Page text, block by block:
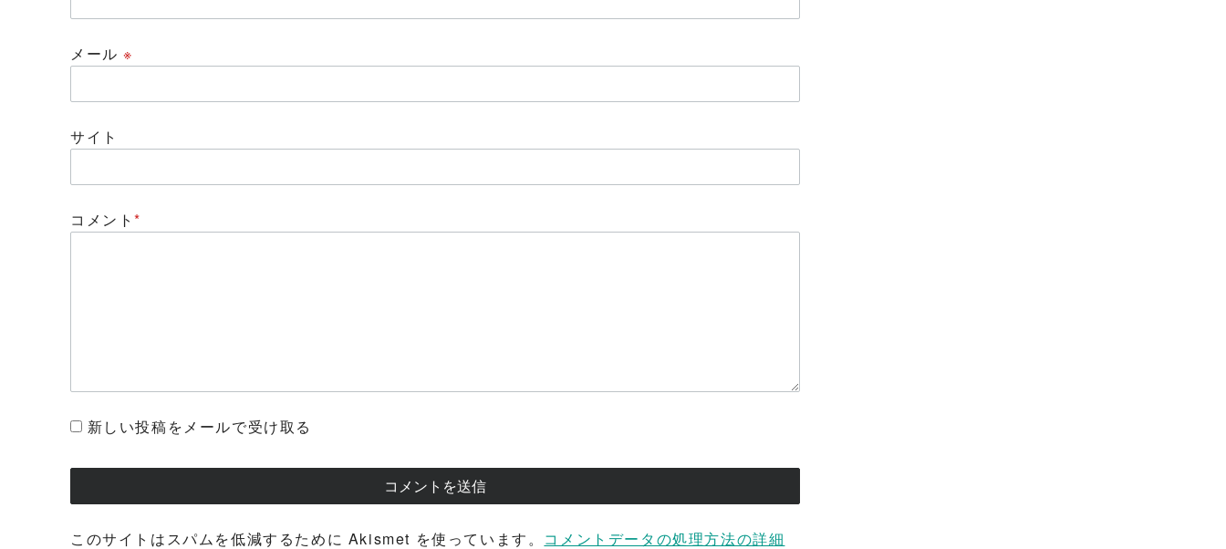
メール※
サイト
コメント*
新しい投稿をメールで受け取る
このサイトはスパムを低減するために Akismet を使っています。 コメントデータの処理方法の詳細